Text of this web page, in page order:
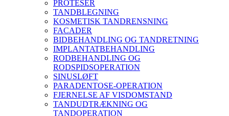
PROTESER
TANDBLEGNING
KOSMETISK TANDRENSNING
FACADER
BIDBEHANDLING OG TANDRETNING
IMPLANTATBEHANDLING
RODBEHANDLING OG
RODSPIDSOPERATION
SINUSLØFT
PARADENTOSE-OPERATION
FJERNELSE AF VISDOMSTAND
TANDUDTRÆKNING OG
TANDOPERATION